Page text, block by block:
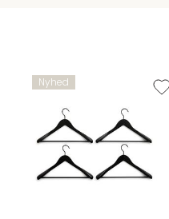
Nyhed